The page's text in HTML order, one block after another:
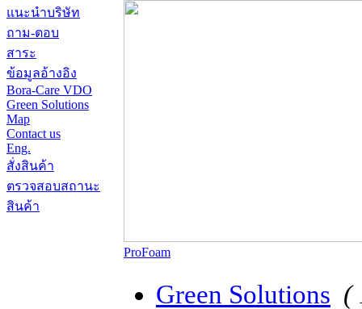
แนะนำบริษัท
ถาม-ตอบ
สาระ
ข้อมูลอ้างอิง
Bora-Care VDO
Green Solutions
Map
Contact us
Eng.
สั่งสินค้า
ตรวจสอบสถานะ
สินค้า
ProFoam
Green Solutions (